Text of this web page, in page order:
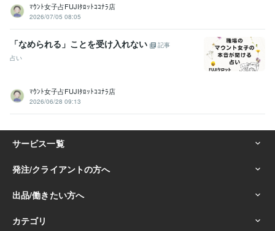
ﾏｳﾝﾄ女子占FUJIﾀﾛｯﾄｺｺﾅﾗ店
2026/07/05 08:05
「なめられる」ことを受け入れない
記事
占い
ﾏｳﾝﾄ女子占FUJIﾀﾛｯﾄｺｺﾅﾗ店
2026/06/28 09:13